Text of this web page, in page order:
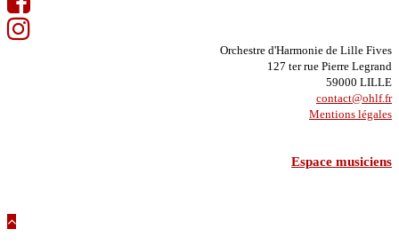
Orchestre d'Harmonie de Lille Fives
127 ter rue Pierre Legrand
59000 LILLE
contact@ohlf.fr
Mentions légales
Espace musiciens